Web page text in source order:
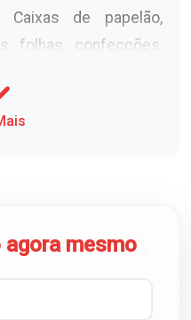
de papelão,
folhas, confecções,
mesmo